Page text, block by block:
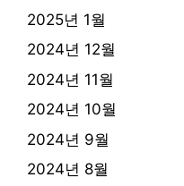
2025년 1월
2024년 12월
2024년 11월
2024년 10월
2024년 9월
2024년 8월